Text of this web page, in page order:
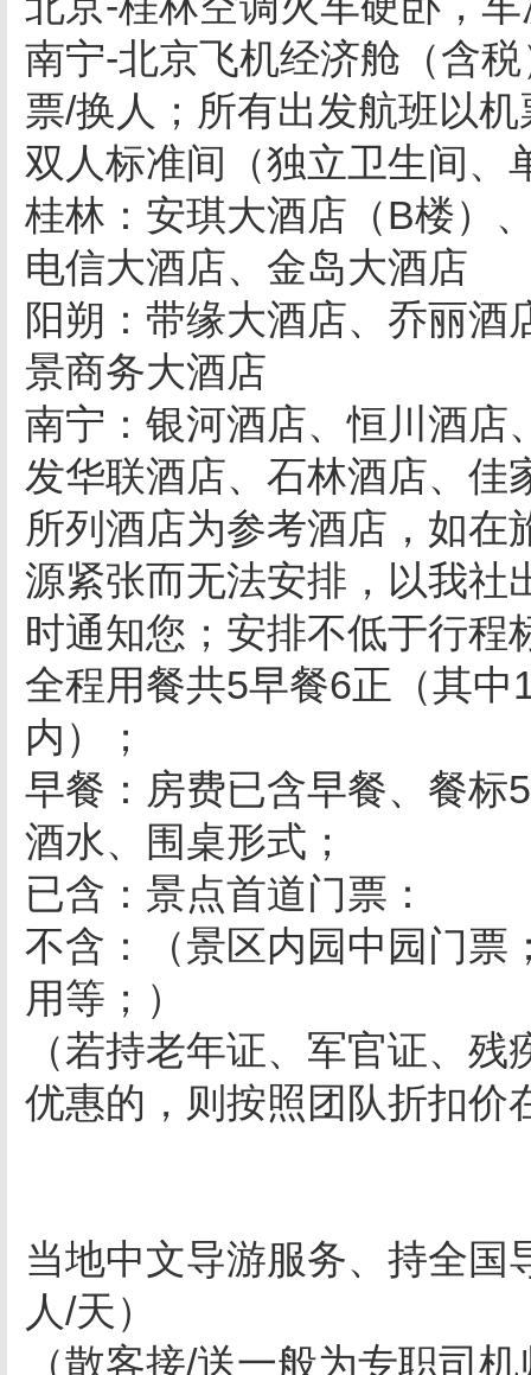
南宁-北京飞机经济舱（含
票/换人；所有出发航班以
双人标准间（独立卫生间、
桂林：安琪大酒店（B楼）
电信大酒店、金岛大酒店
阳朔：带缘大酒店、乔丽酒
景商务大酒店
南宁：银河酒店、恒川酒店
发华联酒店、石林酒店、佳
所列酒店为参考酒店，如在
源紧张而无法安排，以我社
时通知您；安排不低于行程
全程用餐共5早餐6正（其中
内）；
早餐：房费已含早餐、餐标5
酒水、围桌形式；
已含：景点首道门票：
不含：（景区内园中园门票
用等；）
（若持老年证、军官证、
优惠的，则按照团队折扣价
当地中文导游服务、持全国
人/天）
（散客接/送一般为专职司